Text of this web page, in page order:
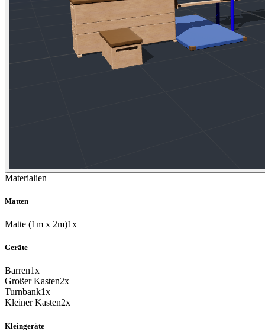
Materialien
Matten
Matte (1m x 2m)1x
Geräte
Barren1x
Großer Kasten2x
Turnbank1x
Kleiner Kasten2x
Kleingeräte